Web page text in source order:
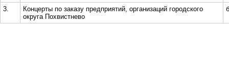
3.
Концерты по заказу предприятий, организаций городского
округа Похвистнево